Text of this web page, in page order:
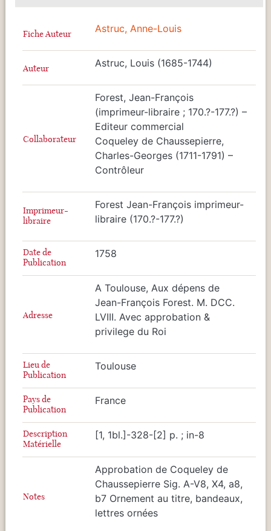
Fiche Auteur Astruc, Anne-Louis
Auteur Astruc, Louis (1685-1744)
Collaborateur
Forest, Jean-François
(imprimeur-libraire ; 170.?-177.?) –
Editeur commercial
Coqueley de Chaussepierre,
Charles-Georges (1711-1791) –
Contrôleur
Imprimeur-
libraire
Forest Jean-François imprimeur-
libraire (170.?-177.?)
Date de
Publication
1758
Adresse
A Toulouse, Aux dépens de
Jean-François Forest. M. DCC.
LVIII. Avec approbation &
privilege du Roi
Lieu de
Publication
Toulouse
Pays de
Publication
France
Description
Matérielle
[1, 1bl.]-328-[2] p. ; in-8
Notes
Approbation de Coqueley de
Chaussepierre Sig. A-V8, X4, a8,
b7 Ornement au titre, bandeaux,
lettres ornées